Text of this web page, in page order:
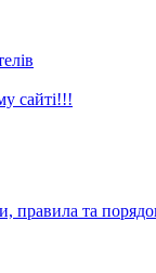
сайті!!!
правила та